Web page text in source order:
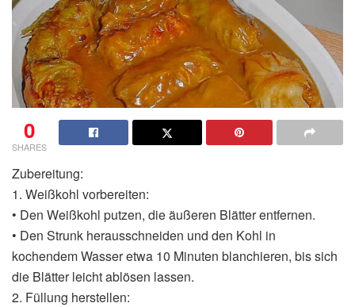
0
SHARES
Zubereitung:
1. Weißkohl vorbereiten:
• Den Weißkohl putzen, die äußeren Blätter entfernen.
• Den Strunk herausschneiden und den Kohl in
kochendem Wasser etwa 10 Minuten blanchieren, bis sich
die Blätter leicht ablösen lassen.
2. Füllung herstellen: